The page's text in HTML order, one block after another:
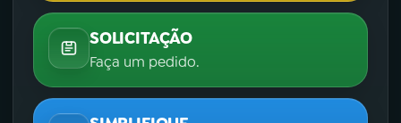
SOLICITAÇÃO
Faça um pedido.